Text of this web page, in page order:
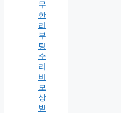
무
한
리
부
팅
수
리
비
보
상
받